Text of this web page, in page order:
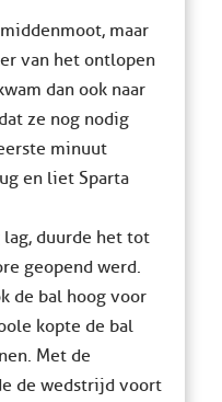
maar
van het ontlopen
dan ook naar
ze nog nodig
minuut
en liet Sparta
duurde het tot
geopend werd.
de bal hoog voor
kopte de bal
Met de
de wedstrijd voort